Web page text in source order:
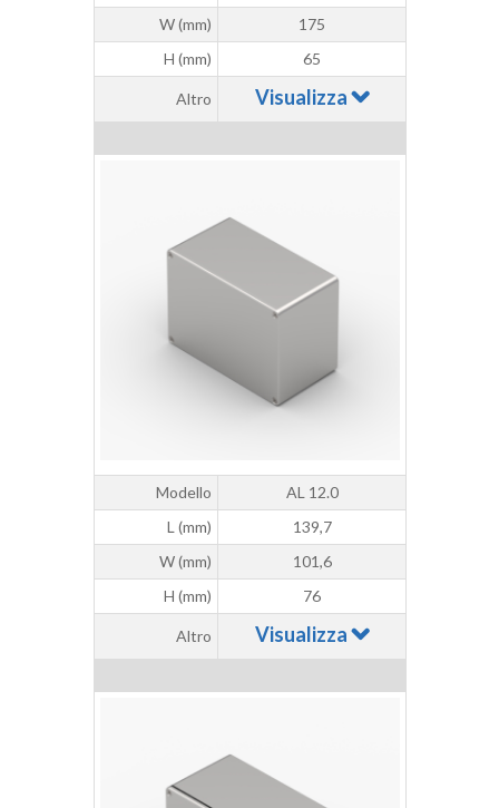
W (mm)
175
H (mm)
65
Altro Visualizza
Modello
AL 12.0
L (mm)
139,7
W (mm)
101,6
H (mm)
76
Altro Visualizza